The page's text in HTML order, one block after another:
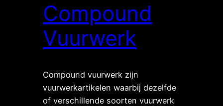
Compound
Vuurwerk
Compound vuurwerk zijn
vuurwerkartikelen waarbij dezelfde
of verschillende soorten vuurwerk